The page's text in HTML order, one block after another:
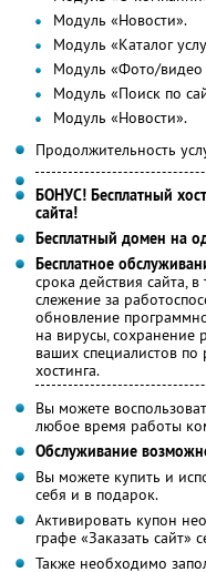
Модуль «Новости».
Модуль «Каталог
Модуль «Фото/видео
Модуль «Поиск по
Модуль «Новости».
Продолжительность
БОНУС! Бесплатный
сайта!
Бесплатный домен на
Бесплатное
срока действия сайта,
слежение за
обновление
на вирусы, сохранение
ваших специалистов по
хостинга.
Вы можете
любое время работы
Обслуживание
Вы можете купить и
себя и в подарок.
Активировать купон
графе «Заказать сайт»
Также необходимо